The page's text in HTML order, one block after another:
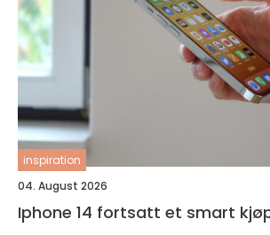
inspiration
04. August 2026
Iphone 14 fortsatt et smart